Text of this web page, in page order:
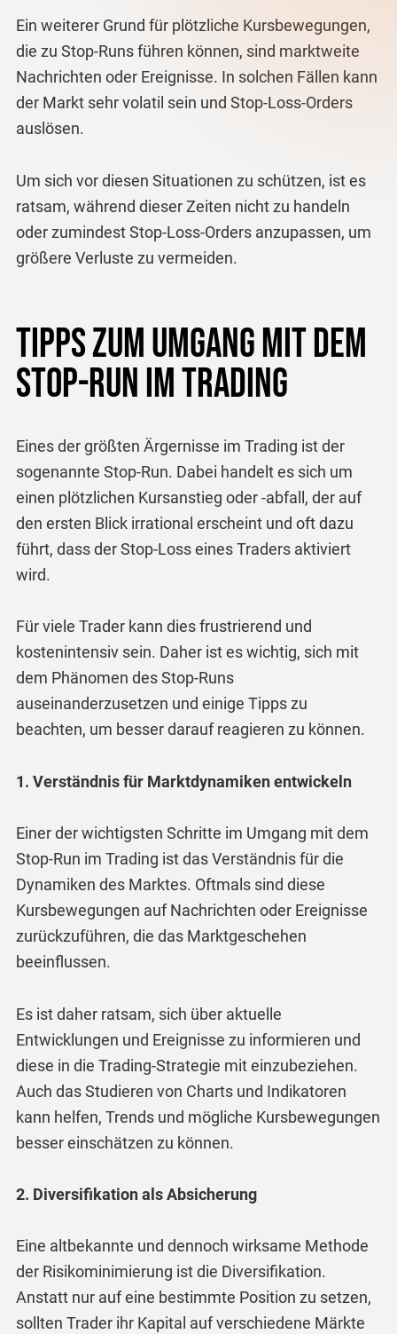
Ein weiterer Grund für plötzliche Kursbewegungen,
die zu Stop-Runs führen können, sind marktweite
Nachrichten oder Ereignisse. In solchen Fällen kann
der Markt sehr volatil sein und Stop-Loss-Orders
auslösen.
Um sich vor diesen Situationen zu schützen, ist es
ratsam, während dieser Zeiten nicht zu handeln
oder zumindest Stop-Loss-Orders anzupassen, um
größere Verluste zu vermeiden.
Tipps zum Umgang mit dem
Stop-Run im Trading
Eines der größten Ärgernisse im Trading ist der
sogenannte Stop-Run. Dabei handelt es sich um
einen plötzlichen Kursanstieg oder -abfall, der auf
den ersten Blick irrational erscheint und oft dazu
führt, dass der Stop-Loss eines Traders aktiviert
wird.
Für viele Trader kann dies frustrierend und
kostenintensiv sein. Daher ist es wichtig, sich mit
dem Phänomen des Stop-Runs
auseinanderzusetzen und einige Tipps zu
beachten, um besser darauf reagieren zu können.
1. Verständnis für Marktdynamiken entwickeln
Einer der wichtigsten Schritte im Umgang mit dem
Stop-Run im Trading ist das Verständnis für die
Dynamiken des Marktes. Oftmals sind diese
Kursbewegungen auf Nachrichten oder Ereignisse
zurückzuführen, die das Marktgeschehen
beeinflussen.
Es ist daher ratsam, sich über aktuelle
Entwicklungen und Ereignisse zu informieren und
diese in die Trading-Strategie mit einzubeziehen.
Auch das Studieren von Charts und Indikatoren
kann helfen, Trends und mögliche Kursbewegungen
besser einschätzen zu können.
2. Diversifikation als Absicherung
Eine altbekannte und dennoch wirksame Methode
der Risikominimierung ist die Diversifikation.
Anstatt nur auf eine bestimmte Position zu setzen,
sollten Trader ihr Kapital auf verschiedene Märkte